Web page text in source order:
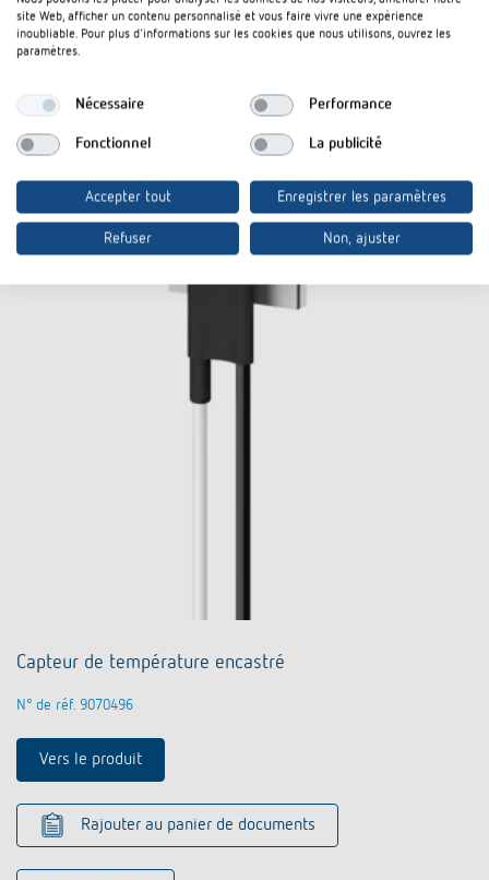
Capteur de température encastré
N° de réf. 9070496
Vers le produit
Rajouter au panier de documents
site Web, afficher un contenu personnalisé et vous faire vivre une expérience
inoubliable. Pour plus d'informations sur les cookies que nous utilisons, ouvrez les
paramètres.
Nécessaire Performance
Fonctionnel La publicité
Accepter tout Enregistrer les paramètres
Refuser Non, ajuster